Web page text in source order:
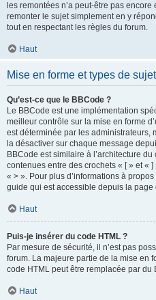
les remontées n’a peut-être pas
remonter le sujet simplement en y
tout en respectant les règles du forum.
Haut
Mise en forme et types de
Qu’est-ce que le BBCode ?
Le BBCode est une implémentation
meilleur contrôle sur la mise en forme
est déterminée par les administrateurs,
la désactiver sur chaque message
BBCode est similaire à l’architecture
contenues entre des crochets « [ » et «
« > ». Pour plus d’informations à
guide qui est accessible depuis la page
Haut
Puis-je insérer du code HTML ?
Par mesure de sécurité, il n’est pas
forum. La majeure partie de la mise en
code HTML peut être remplacée par du
Haut